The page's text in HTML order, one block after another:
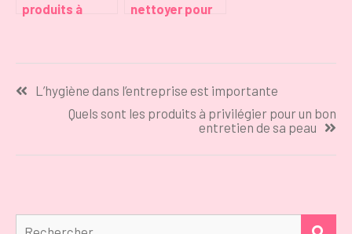
produits à
entretien de sa
nettoyer pour
L’hygiène dans l’entreprise est importante
Quels sont les produits à privilégier pour un bon
entretien de sa peau
Rechercher :